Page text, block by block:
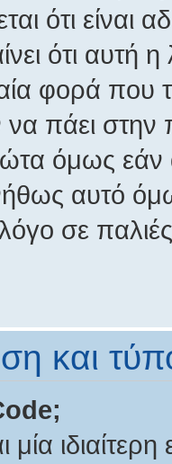
ότι
ότι αυτή η
φορά που
πάει στην
όμως εάν
αυτό
λόγο σε
και
μία